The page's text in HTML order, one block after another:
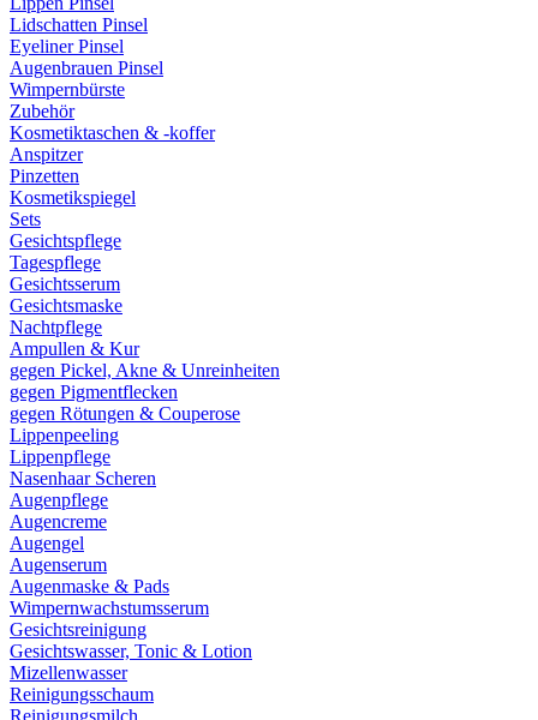
Lidschatten Pinsel
Eyeliner Pinsel
Augenbrauen Pinsel
Wimpernbürste
Zubehör
Kosmetiktaschen & -koffer
Anspitzer
Pinzetten
Kosmetikspiegel
Sets
Gesichtspflege
Tagespflege
Gesichtsserum
Gesichtsmaske
Nachtpflege
Ampullen & Kur
gegen Pickel, Akne & Unreinheiten
gegen Pigmentflecken
gegen Rötungen & Couperose
Lippenpeeling
Lippenpflege
Nasenhaar Scheren
Augenpflege
Augencreme
Augengel
Augenserum
Augenmaske & Pads
Wimpernwachstumsserum
Gesichtsreinigung
Gesichtswasser, Tonic & Lotion
Mizellenwasser
Reinigungsschaum
Reinigungsmilch